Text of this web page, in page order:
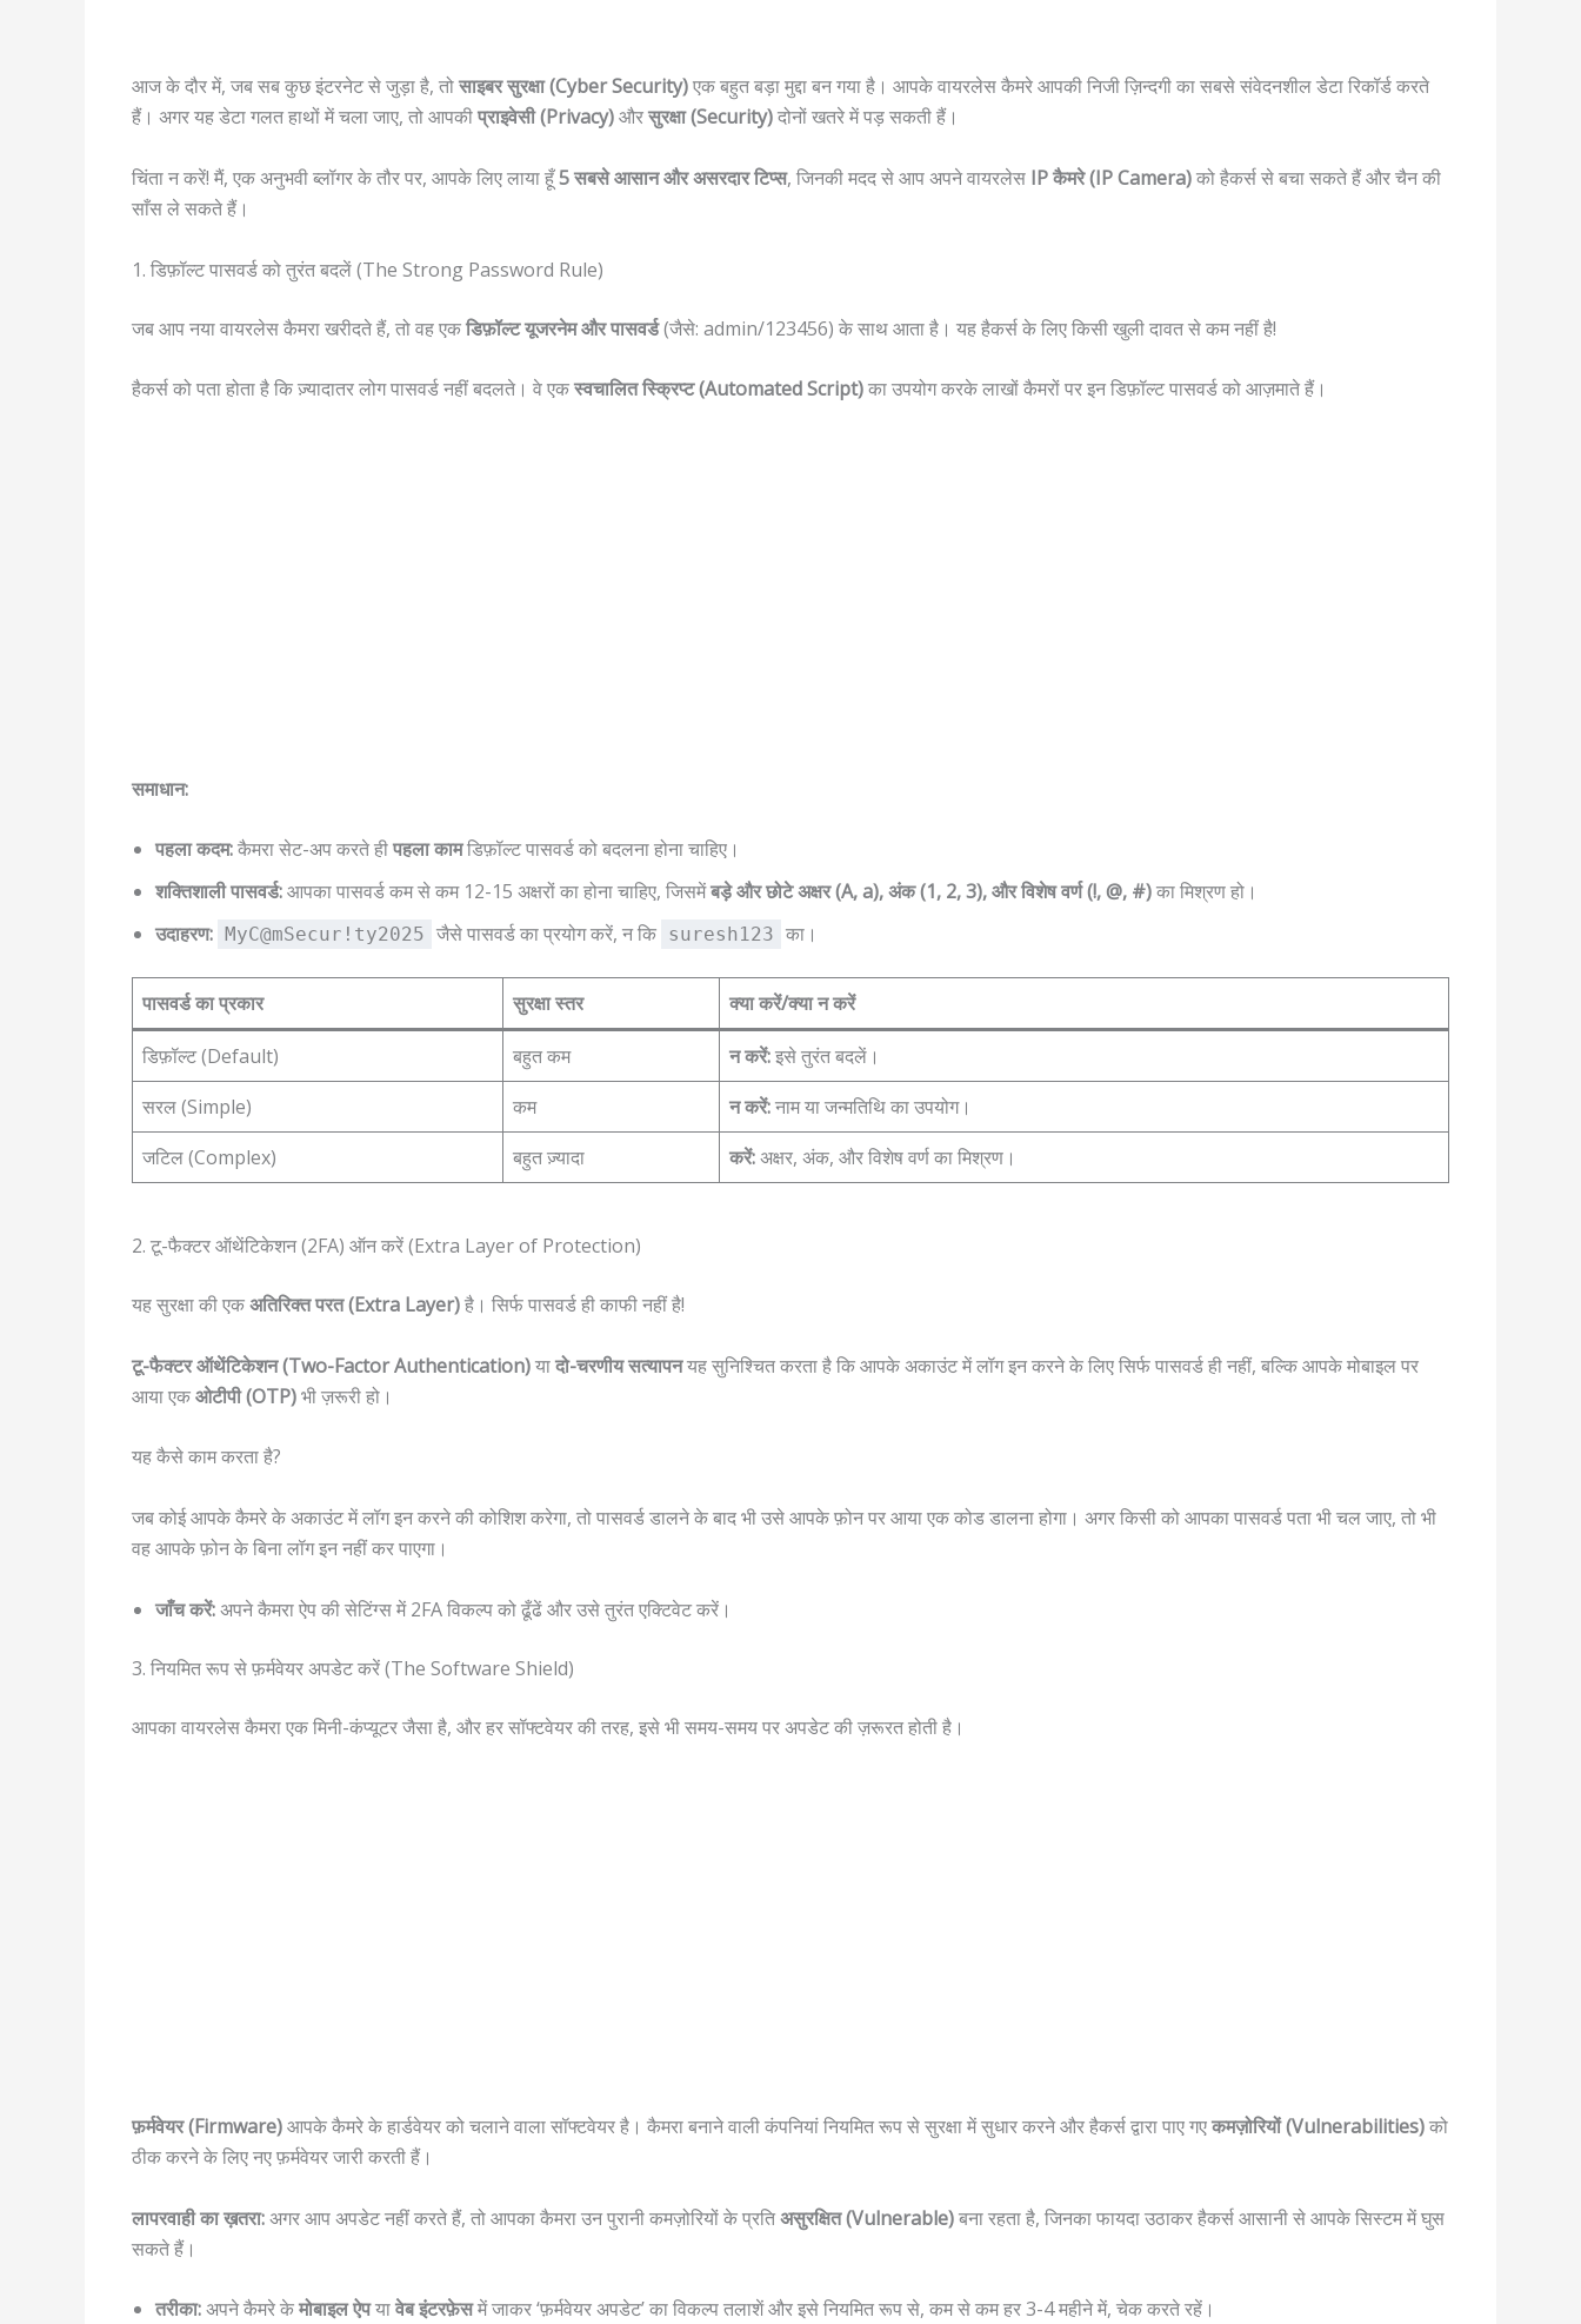
आज के दौर में, जब सब कुछ इंटरनेट से जुड़ा है, तोसाइबर सुरक्षा (Cyber Security)एक बहुत बड़ा मुद्दा बन गया है। आपके वायरलेस कैमरे आपकी निजी ज़िन्दगी का सबसे संवेदनशील डेटा रिकॉर्ड करते
हैं। अगर यह डेटा गलत हाथों में चला जाए, तो आपकीप्राइवेसी (Privacy)औरसुरक्षा (Security)दोनों खतरे में पड़ सकती हैं।
चिंता न करें! मैं, एक अनुभवी ब्लॉगर के तौर पर, आपके लिए लाया हूँ5 सबसे आसान और असरदार टिप्स, जिनकी मदद से आप अपने वायरलेस IP कैमरे (IP Camera)को हैकर्स से बचा सकते हैं और चैन की
साँस ले सकते हैं।
1. डिफ़ॉल्ट पासवर्ड को तुरंत बदलें (The Strong Password Rule)
जब आप नया वायरलेस कैमरा खरीदते हैं, तो वह एकडिफ़ॉल्ट यूजरनेम और पासवर्ड(जैसे: admin/123456) के साथ आता है। यह हैकर्स के लिए किसी खुली दावत से कम नहीं है!
हैकर्स को पता होता है कि ज़्यादातर लोग पासवर्ड नहीं बदलते। वे एकस्वचालित स्क्रिप्ट (Automated Script)का उपयोग करके लाखों कैमरों पर इन डिफ़ॉल्ट पासवर्ड को आज़माते हैं।
समाधान:
पहला कदम:कैमरा सेट-अप करते हीपहला कामडिफ़ॉल्ट पासवर्ड को बदलना होना चाहिए।
शक्तिशाली पासवर्ड:आपका पासवर्ड कम से कम 12-15 अक्षरों का होना चाहिए, जिसमेंबड़े और छोटे अक्षर (A, a), अंक (1, 2, 3), और विशेष वर्ण (!, @, #)का मिश्रण हो।
उदाहरण:
MyC@mSecur!ty2025 जैसे पासवर्ड का प्रयोग करें, न कि suresh123 का।
पासवर्ड का प्रकार सुरक्षा स्तर क्या करें/क्या न करें
डिफ़ॉल्ट (Default) बहुत कम न करें:इसे तुरंत बदलें।
सरल (Simple)
कम न करें:नाम या जन्मतिथि का उपयोग।
जटिल (Complex)
बहुत ज़्यादा करें:अक्षर, अंक, और विशेष वर्ण का मिश्रण।
2. टू-फैक्टर ऑथेंटिकेशन (2FA) ऑन करें (Extra Layer of Protection)
यह सुरक्षा की एकअतिरिक्त परत (Extra Layer)है। सिर्फ पासवर्ड ही काफी नहीं है!
टू-फैक्टर ऑथेंटिकेशन (Two-Factor Authentication)यादो-चरणीय सत्यापनयह सुनिश्चित करता है कि आपके अकाउंट में लॉग इन करने के लिए सिर्फ पासवर्ड ही नहीं, बल्कि आपके मोबाइल पर
आया एकओटीपी (OTP)भी ज़रूरी हो।
यह कैसे काम करता है?
जब कोई आपके कैमरे के अकाउंट में लॉग इन करने की कोशिश करेगा, तो पासवर्ड डालने के बाद भी उसे आपके फ़ोन पर आया एक कोड डालना होगा। अगर किसी को आपका पासवर्ड पता भी चल जाए, तो भी
वह आपके फ़ोन के बिना लॉग इन नहीं कर पाएगा।
जाँच करें:अपने कैमरा ऐप की सेटिंग्स में 2FA विकल्प को ढूँढें और उसे तुरंत एक्टिवेट करें।
3. नियमित रूप से फ़र्मवेयर अपडेट करें (The Software Shield)
आपका वायरलेस कैमरा एक मिनी-कंप्यूटर जैसा है, और हर सॉफ्टवेयर की तरह, इसे भी समय-समय पर अपडेट की ज़रूरत होती है।
फ़र्मवेयर (Firmware)आपके कैमरे के हार्डवेयर को चलाने वाला सॉफ्टवेयर है। कैमरा बनाने वाली कंपनियां नियमित रूप से सुरक्षा में सुधार करने और हैकर्स द्वारा पाए गएकमज़ोरियों (Vulnerabilities)को
ठीक करने के लिए नए फ़र्मवेयर जारी करती हैं।
लापरवाही का ख़तरा:अगर आप अपडेट नहीं करते हैं, तो आपका कैमरा उन पुरानी कमज़ोरियों के प्रतिअसुरक्षित (Vulnerable)बना रहता है, जिनका फायदा उठाकर हैकर्स आसानी से आपके सिस्टम में घुस
सकते हैं।
तरीका:अपने कैमरे केमोबाइल ऐपयावेब इंटरफ़ेसमें जाकर ‘फ़र्मवेयर अपडेट’ का विकल्प तलाशें और इसे नियमित रूप से, कम से कम हर 3-4 महीने में, चेक करते रहें।